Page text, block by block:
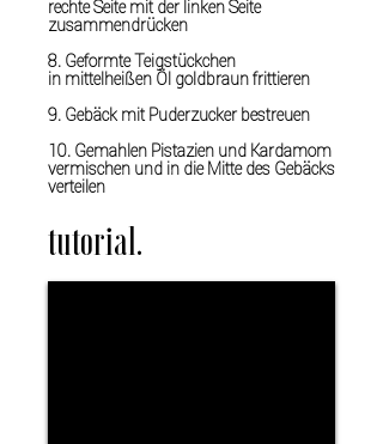
rechte Seite mit der linken Seite
zusammendrücken
8. Geformte Teigstückchen
in mittelheißen Öl goldbraun frittieren
9. Gebäck mit Puderzucker bestreuen
10. Gemahlen Pistazien und Kardamom
vermischen und in die Mitte des Gebäcks
verteilen
tutorial.